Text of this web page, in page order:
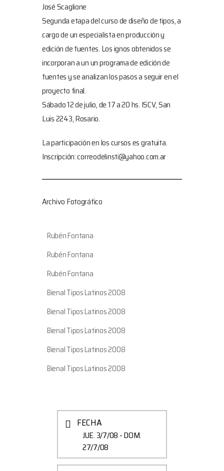
José Scaglione
Segunda etapa del curso de diseño de tipos, a
cargo de un especialista en producción y
edición de fuentes. Los ignos obtenidos se
incorporan a un un programa de edición de
fuentes y se analizan los pasos a seguir en el
proyecto final.
Sábado 12 de julio, de 17 a 20 hs. ISCV, San
Luis 2243, Rosario.
La participación en los cursos es gratuita.
Inscripción: correodelinsti@yahoo.com.ar
Archivo Fotográfico
Rubén Fontana
Rubén Fontana
Rubén Fontana
Bienal Tipos Latinos 2008
Bienal Tipos Latinos 2008
Bienal Tipos Latinos 2008
Bienal Tipos Latinos 2008
Bienal Tipos Latinos 2008
FECHA
JUE. 3/7/08 - DOM.
27/7/08